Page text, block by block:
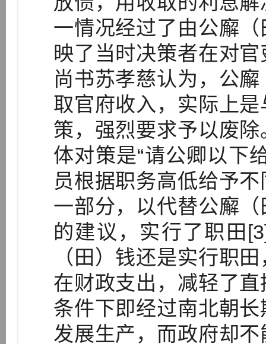
一情况经过了由公廨
映了当时决策者在对
尚书苏孝慈认为，公
取官府收入，实际上
策，强烈要求予以废
体对策是“请公卿以下
员根据职务高低给予
一部分，以代替公廨
的建议，实行了职田
（田）钱还是实行职
在财政支出，减轻了
条件下即经过南北朝
发展生产，而政府却